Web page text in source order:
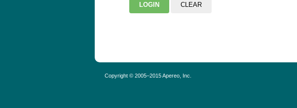
Copyright © 2005–2015 Apereo, Inc.